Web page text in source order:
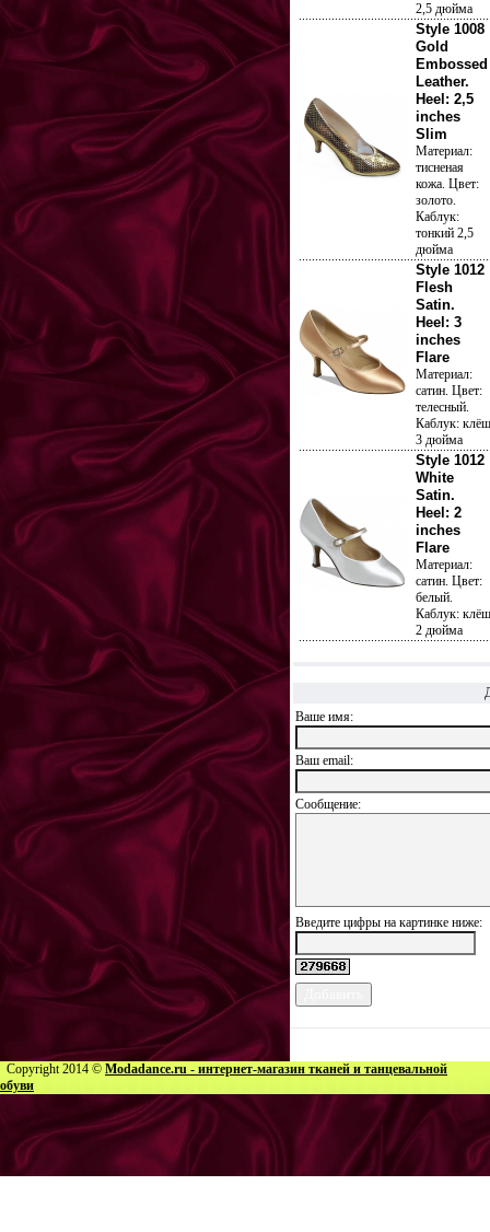
2,5 дюйма
Style 1008
Gold
Embossed
Leather.
Heel: 2,5
inches
Slim
Материал:
тисненая
кожа. Цвет:
золото.
Каблук:
тонкий 2,5
дюйма
Style 1012
Flesh
Satin.
Heel: 3
inches
Flare
Материал:
сатин. Цвет:
телесный.
Каблук: клёш
3 дюйма
Style 1012
White
Satin.
Heel: 2
inches
Flare
Материал:
сатин. Цвет:
белый.
Каблук: клёш
2 дюйма
Ваше имя:
Ваш еmail:
Сообщение:
Введите цифры на картинке ниже:
Copyright 2014 © Modadance.ru - интернет-магазин тканей и танцевальной
обуви